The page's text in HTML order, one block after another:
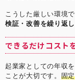
こうした厳しい環境
検証・改善を繰り返
できるだけコスト
起業家としての年収
ことが大切です。 固